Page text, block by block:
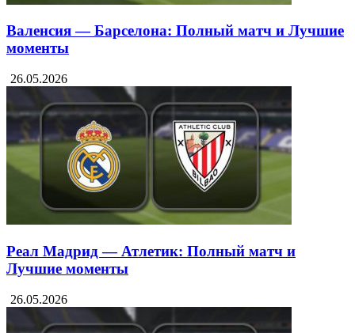
Валенсия — Барселона: Полный матч и Лучшие
моменты
26.05.2026
Реал Мадрид — Атлетик: Полный матч и
Лучшие моменты
26.05.2026